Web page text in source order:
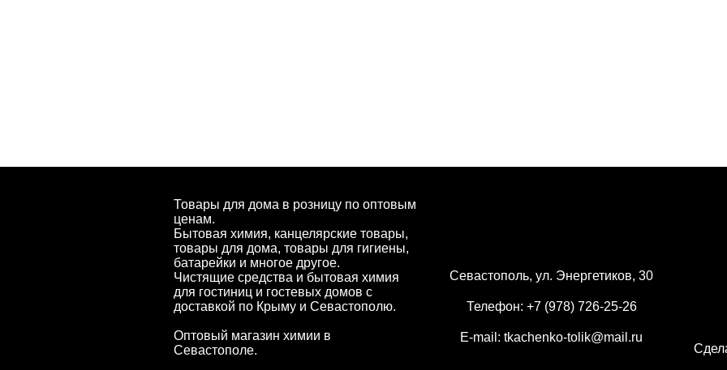
Товары для дома в розницу по оптовым
ценам.
Бытовая химия, канцелярские товары,
товары для дома, товары для гигиены,
батарейки и многое другое.
Чистящие средства и бытовая химия
для гостиниц и гостевых домов с
доставкой по Крыму и Севастополю.
Оптовый магазин химии в
Севастополе.
Севастополь, ул. Энергетиков, 30
Телефон: +7 (978) 726-25-26
E-mail: tkachenko-tolik@mail.ru